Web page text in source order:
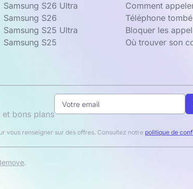
Samsung S26 Ultra
Samsung S26
Samsung S25 Ultra
Samsung S25
Comment
Téléphone
Bloquer les
Où trouver son
bons plans
vous renseigner sur des offres. Consultez notre politique de
.